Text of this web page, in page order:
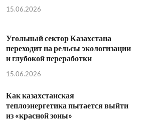
15.06.2026
Угольный сектор Казахстана
переходит на рельсы экологизации
и глубокой переработки
15.06.2026
Как казахстанская
теплоэнергетика пытается выйти
из «красной зоны»